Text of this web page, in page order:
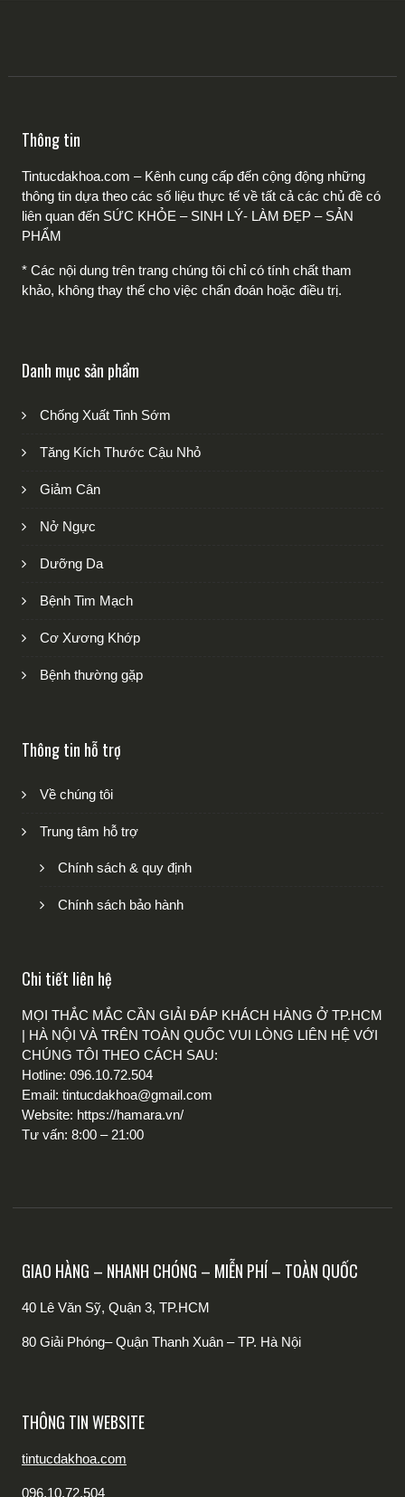
Thông tin
Tintucdakhoa.com – Kênh cung cấp đến cộng động những
thông tin dựa theo các số liệu thực tế về tất cả các chủ đề có
liên quan đến SỨC KHỎE – SINH LÝ- LÀM ĐẸP – SẢN
PHẨM
* Các nội dung trên trang chúng tôi chỉ có tính chất tham
khảo, không thay thế cho việc chẩn đoán hoặc điều trị.
Danh mục sản phẩm
Chống Xuất Tinh Sớm
Tăng Kích Thước Cậu Nhỏ
Giảm Cân
Nở Ngực
Dưỡng Da
Bệnh Tim Mạch
Cơ Xương Khớp
Bệnh thường gặp
Thông tin hỗ trợ
Về chúng tôi
Trung tâm hỗ trợ
Chính sách & quy định
Chính sách bảo hành
Chi tiết liên hệ
MỌI THẮC MẮC CẦN GIẢI ĐÁP KHÁCH HÀNG Ở TP.HCM
| HÀ NỘI VÀ TRÊN TOÀN QUỐC VUI LÒNG LIÊN HỆ VỚI
CHÚNG TÔI THEO CÁCH SAU:
Hotline: 096.10.72.504
Email: tintucdakhoa@gmail.com
Website: https://hamara.vn/
Tư vấn: 8:00 – 21:00
GIAO HÀNG – NHANH CHÓNG – MIỄN PHÍ – TOÀN QUỐC
40 Lê Văn Sỹ, Quận 3, TP.HCM
80 Giải Phóng– Quận Thanh Xuân – TP. Hà Nội
THÔNG TIN WEBSITE
tintucdakhoa.com
096.10.72.504